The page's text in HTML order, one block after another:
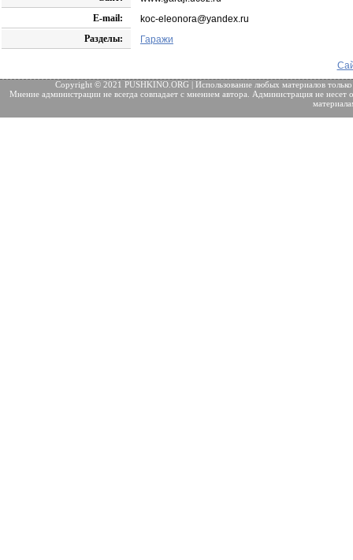
E-mail:
koc-eleonora@yandex.ru
Разделы:
Гаражи
Copyright © 2021 PUSHKINO.ORG | Использование любых материалов
Мнение администрации не всегда совпадает с мнением автора. Администрация не несет